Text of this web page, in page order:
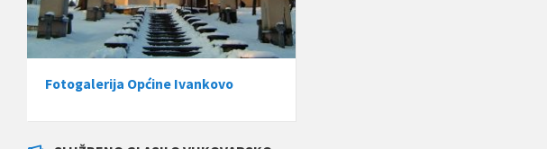
Fotogalerija Općine Ivankovo